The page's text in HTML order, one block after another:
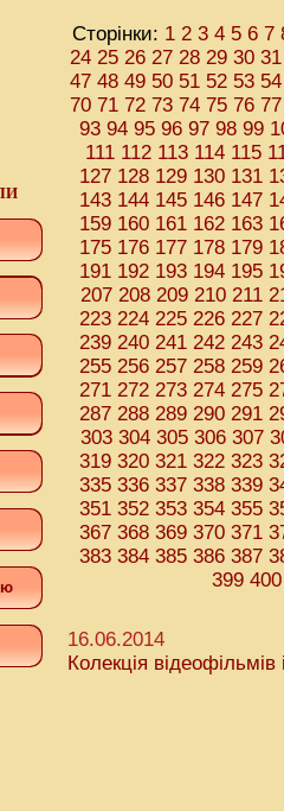
Сторінки: 1 2 3 4 5 6 7
24 25 26 27 28 29 30 31
47 48 49 50 51 52 53 54
70 71 72 73 74 75 76 77
93 94 95 96 97 98 99
111 112 113 114 115
127 128 129 130 131
143 144 145 146 147
159 160 161 162 163
175 176 177 178 179
191 192 193 194 195
207 208 209 210 211
223 224 225 226 227
239 240 241 242 243
255 256 257 258 259
271 272 273 274 275
287 288 289 290 291
303 304 305 306 307
319 320 321 322 323
335 336 337 338 339
351 352 353 354 355
367 368 369 370 371
383 384 385 386 387
399 400
16.06.2014
Колекція